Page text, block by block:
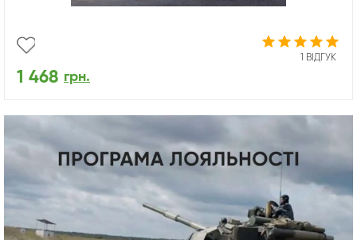
1 ВІДГУК
1 468 грн.